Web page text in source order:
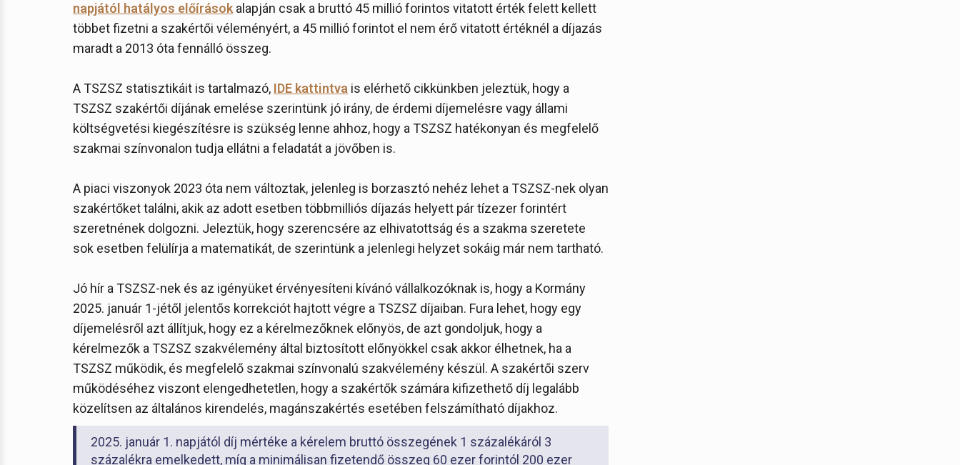
napjától hatályos előírások alapján csak a bruttó 45 millió forintos vitatott érték felett kellett
többet fizetni a szakértői véleményért, a 45 millió forintot el nem érő vitatott értéknél a díjazás
maradt a 2013 óta fennálló összeg.
A TSZSZ statisztikáit is tartalmazó, IDE kattintva is elérhető cikkünkben jeleztük, hogy a
TSZSZ szakértői díjának emelése szerintünk jó irány, de érdemi díjemelésre vagy állami
költségvetési kiegészítésre is szükség lenne ahhoz, hogy a TSZSZ hatékonyan és megfelelő
szakmai színvonalon tudja ellátni a feladatát a jövőben is.
A piaci viszonyok 2023 óta nem változtak, jelenleg is borzasztó nehéz lehet a TSZSZ-nek olyan
szakértőket találni, akik az adott esetben többmilliós díjazás helyett pár tízezer forintért
szeretnének dolgozni. Jeleztük, hogy szerencsére az elhivatottság és a szakma szeretete
sok esetben felülírja a matematikát, de szerintünk a jelenlegi helyzet sokáig már nem tartható.
Jó hír a TSZSZ-nek és az igényüket érvényesíteni kívánó vállalkozóknak is, hogy a Kormány
2025. január 1-jétől jelentős korrekciót hajtott végre a TSZSZ díjaiban. Fura lehet, hogy egy
díjemelésről azt állítjuk, hogy ez a kérelmezőknek előnyös, de azt gondoljuk, hogy a
kérelmezők a TSZSZ szakvélemény által biztosított előnyökkel csak akkor élhetnek, ha a
TSZSZ működik, és megfelelő szakmai színvonalú szakvélemény készül. A szakértői szerv
működéséhez viszont elengedhetetlen, hogy a szakértők számára kifizethető díj legalább
közelítsen az általános kirendelés, magánszakértés esetében felszámítható díjakhoz.
2025. január 1. napjától díj mértéke a kérelem bruttó összegének 1 százalékáról 3
százalékra emelkedett, míg a minimálisan fizetendő összeg 60 ezer forintól 200 ezer